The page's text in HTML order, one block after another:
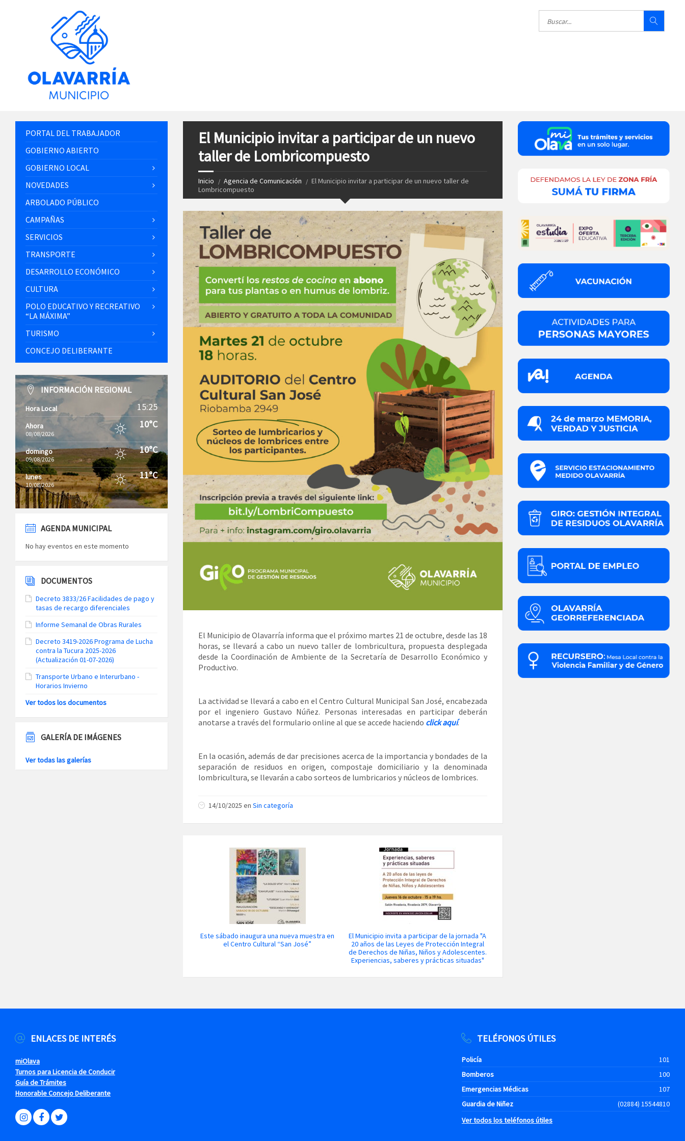
El Municipio invitar a participar de un nuevo
taller de Lombricompuesto
Inicio Agencia de Comunicación
El Municipio invitar a participar de un nuevo taller de
Lombricompuesto
El Municipio de Olavarría informa que el próximo martes 21 de octubre, desde las 18
horas, se llevará a cabo un nuevo taller de lombricultura, propuesta desplegada
desde la Coordinación de Ambiente de la Secretaría de Desarrollo Económico y
Productivo.
La actividad se llevará a cabo en el Centro Cultural Municipal San José, encabezada
por el ingeniero Gustavo Núñez. Personas interesadas en participar deberán
anotarse a través del formulario online al que se accede haciendo click aquí.
En la ocasión, además de dar precisiones acerca de la importancia y bondades de la
separación de residuos en origen, compostaje domiciliario y la denominada
lombricultura, se llevarán a cabo sorteos de lumbricarios y núcleos de lombrices.
14/10/2025 en Sin categoría
Este sábado inaugura una nueva muestra en
el Centro Cultural “San José”
El Municipio invita a participar de la jornada "A
20 años de las Leyes de Protección Integral
de Derechos de Niñas, Niños y Adolescentes.
Experiencias, saberes y prácticas situadas"
PORTAL DEL TRABAJADOR
GOBIERNO ABIERTO
GOBIERNO LOCAL
NOVEDADES
ARBOLADO PÚBLICO
CAMPAÑAS
SERVICIOS
TRANSPORTE
DESARROLLO ECONÓMICO
CULTURA
POLO EDUCATIVO Y RECREATIVO
“LA MÁXIMA”
TURISMO
CONCEJO DELIBERANTE
INFORMACIÓN REGIONAL
Hora Local 15:25
Ahora
08/08/2026
10°C
domingo
09/08/2026
10°C
lunes
10/08/2026
11°C
AGENDA MUNICIPAL
No hay eventos en este momento
DOCUMENTOS
Decreto 3833/26 Facilidades de pago y
tasas de recargo diferenciales
Informe Semanal de Obras Rurales
Decreto 3419-2026 Programa de Lucha
contra la Tucura 2025-2026
(Actualización 01-07-2026)
Transporte Urbano e Interurbano -
Horarios Invierno
Ver todos los documentos
GALERÍA DE IMÁGENES
Ver todas las galerías
ENLACES DE INTERÉS
miOlava
Turnos para Licencia de Conducir
Guía de Trámites
Honorable Concejo Deliberante
TELÉFONOS ÚTILES
Policía
101
Bomberos
100
Emergencias Médicas
107
Guardia de Niñez
(02884) 15544810
Ver todos los teléfonos útiles